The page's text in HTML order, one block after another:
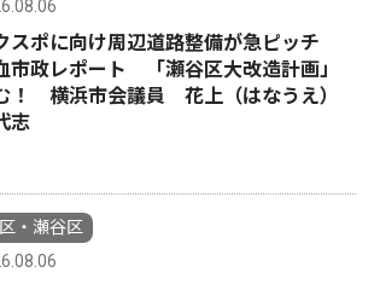
スポに向け周辺道路整備が急ピッチ
市政レポート 「瀬谷区大改造計画」
！ 横浜市会議員 花上（はなうえ）
志
・瀬谷区